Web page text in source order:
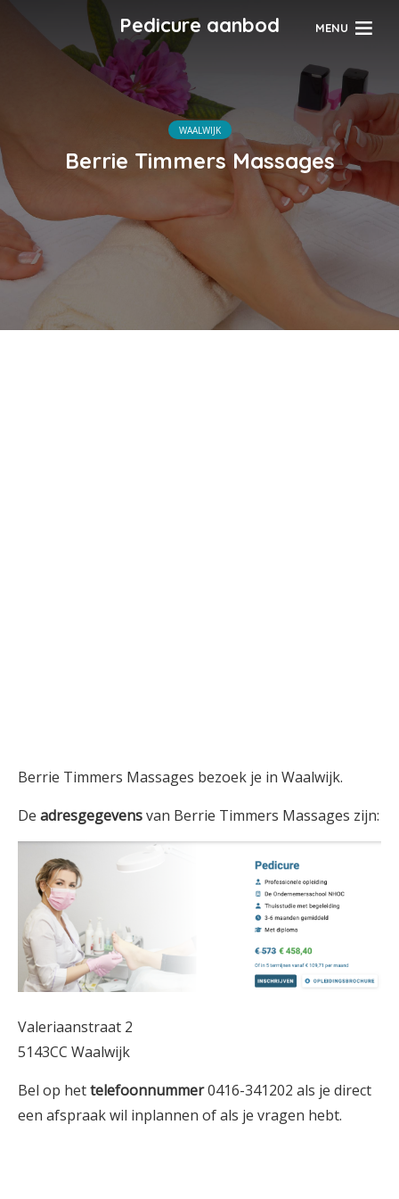
Pedicure aanbod MENU
WAALWIJK
Berrie Timmers Massages
Berrie Timmers Massages bezoek je in Waalwijk.
De adresgegevensvan Berrie Timmers Massages zijn:
Valeriaanstraat 2
5143CC Waalwijk
Bel op hettelefoonnummer0416-341202 als je direct
een afspraak wil inplannen of als je vragen hebt.